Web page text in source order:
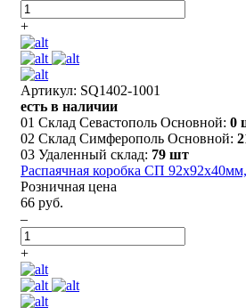
+
Артикул: SQ1402-1001
есть в наличии
01 Склад Севастополь Основной: 0
02 Склад Симферополь Основной:
03 Удаленный склад: 79 шт
Распаячная коробка СП
Розничная цена
66 руб.
–
+